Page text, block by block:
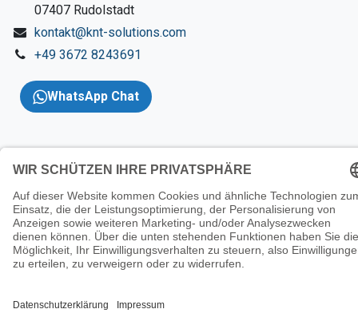
​07407 Rudolstadt
kontakt@knt-solutions.com
+49 3672 8243691
WhatsApp Chat
Copyright 2026 © KNT
Solutions |Impressum|AGBs|Datenschutzerklärung |